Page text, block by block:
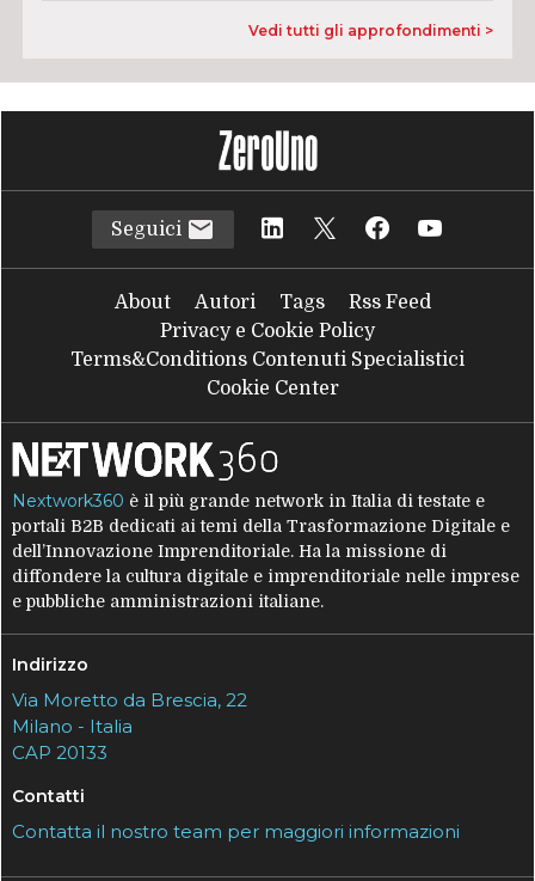
Vedi tutti gli approfondimenti >
Seguici
About Autori Tags
Rss Feed
Privacy e Cookie Policy
Terms&Conditions Contenuti Specialistici
Cookie Center
Nextwork360 è il più grande network in Italia di testate e
portali B2B dedicati ai temi della Trasformazione Digitale e
dell’Innovazione Imprenditoriale. Ha la missione di
diffondere la cultura digitale e imprenditoriale nelle imprese
e pubbliche amministrazioni italiane.
Indirizzo
Via Moretto da Brescia, 22
Milano - Italia
CAP 20133
Contatti
Contatta il nostro team per maggiori informazioni